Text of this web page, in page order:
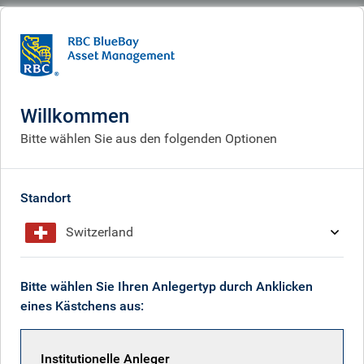
Corporate
Verantwortung gegenüber
unseren Communities
Willkommen
Bitte wählen Sie aus den folgenden Optionen
Standort
Switzerland
Bitte wählen Sie Ihren Anlegertyp durch Anklicken
eines Kästchens aus:
Institutionelle Anleger